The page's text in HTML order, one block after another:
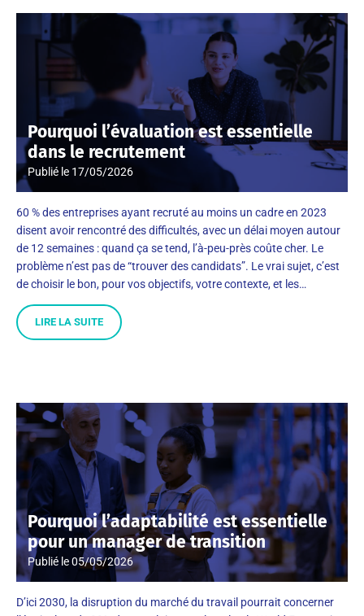
Pourquoi l’évaluation est essentielle
dans le recrutement
Publié le 17/05/2026
60 % des entreprises ayant recruté au moins un cadre en 2023
disent avoir rencontré des difficultés, avec un délai moyen autour
de 12 semaines : quand ça se tend, l’à-peu-près coûte cher. Le
problème n’est pas de “trouver des candidats”. Le vrai sujet, c’est
de choisir le bon, pour vos objectifs, votre contexte, et les…
LIRE LA SUITE
Pourquoi l’adaptabilité est essentielle
pour un manager de transition
Publié le05/05/2026
D’ici 2030, la disruption du marché du travail pourrait concerner